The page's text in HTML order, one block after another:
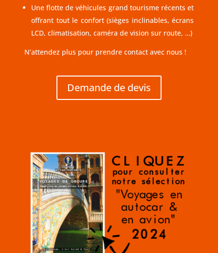
Une flotte de véhicules grand tourisme récents et
offrant tout le confort (sièges inclinables, écrans
LCD, climatisation, caméra de vision sur route, …)
N’attendez plus pour prendre contact avec nous !
Demande de devis